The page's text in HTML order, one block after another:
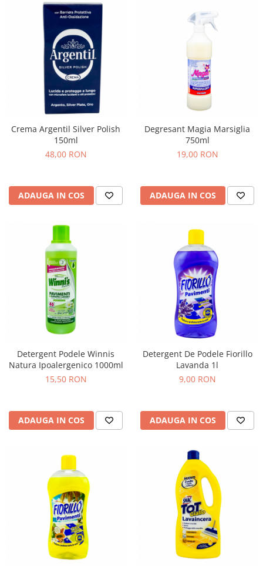
Crema Argentil Silver Polish
150ml
48,00 RON
ADAUGA IN COS
Degresant Magia Marsiglia
750ml
19,00 RON
ADAUGA IN COS
Detergent Podele Winnis
Natura Ipoalergenico 1000ml
15,50 RON
ADAUGA IN COS
Detergent De Podele Fiorillo
Lavanda 1l
9,00 RON
ADAUGA IN COS